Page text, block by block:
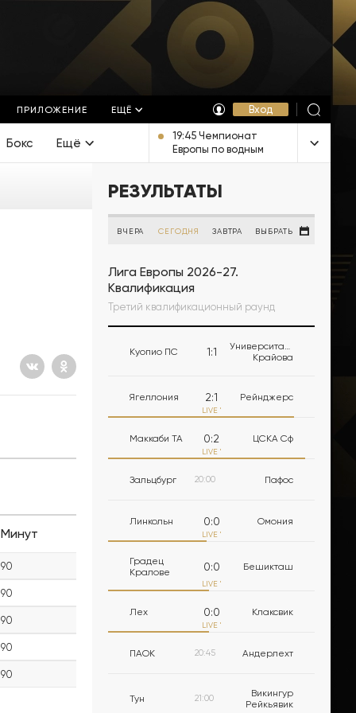
ПРИЛОЖЕНИЕ ЕЩЁ Вход
Бокс Ещё
19:45 Чемпионат
Европы по водным
видам спорта. Прыжки
Вышка. Прямая
Франции
Минут
90
90
90
90
90
РЕЗУЛЬТАТЫ
ВЧЕРА СЕГОДНЯ ЗАВТРА ВЫБРАТЬ
Лига Европы 2026-27.
Квалификация
Третий квалификационный раунд
Куопио ПС 1:1
Университатя
Крайова
Ягеллония 2:1 Рейнджерс
LIVE '
Маккаби ТА 0:2 ЦСКА Сф
LIVE '
Зальцбург 20:00 Пафос
Линкольн 0:0 Омония
LIVE '
Градец
Кралове
0:0 Бешикташ
LIVE '
Лех 0:0 Клаксвик
LIVE '
ПАОК 20:45 Андерлехт
Тун 21:00
Викингур
Рейкьявик